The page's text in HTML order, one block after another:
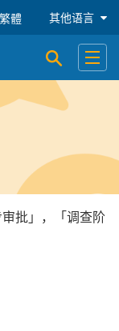
繁體 其他语言
开启搜寻
开启
批」，「调查阶